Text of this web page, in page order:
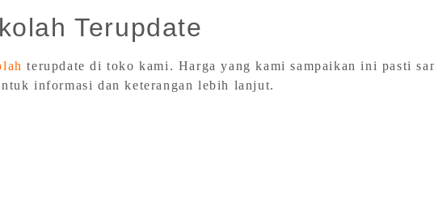
Terupdate
terupdate di toko kami. Harga yang kami sampaikan ini pasti
informasi dan keterangan lebih lanjut.